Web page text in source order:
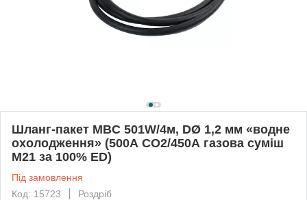
Шланг-пакет MBC 501W/4м, DØ 1,2 мм «водне
охолодження» (500А CO2/450А газова суміш
M21 за 100% ED)
Під замовлення
Код: 15723
Роздріб